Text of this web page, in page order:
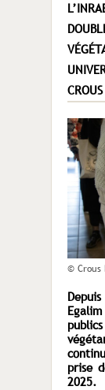
© Crous
prise
2025.